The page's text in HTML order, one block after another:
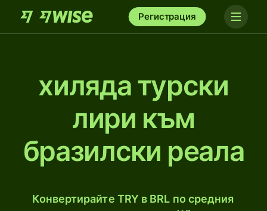
Регистрация
хиляда турски
лири към
бразилски реала
Конвертирайте TRY в BRL по средния